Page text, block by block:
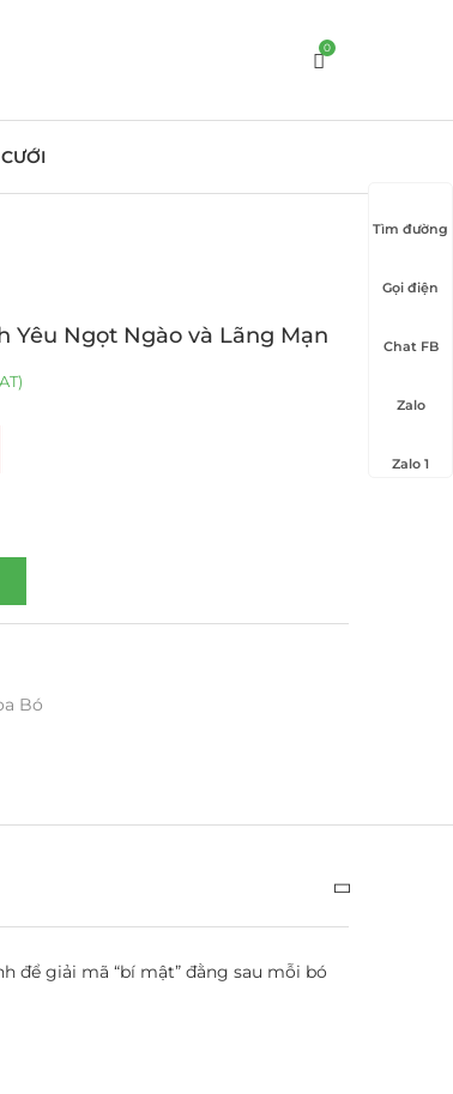
0
Yêu Ngọt Ngào và Lãng Mạn
Bó
để giải mã “bí mật” đằng sau mỗi bó
Tìm đường
Gọi điện
Chat FB
Zalo
Zalo 1